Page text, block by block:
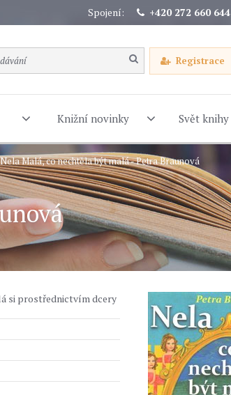
Spojení: +420 272 660 644
Registrace
Knižní novinky Svět knihy
Malá, co nechtěla být malá - Petra Braunová
si prostřednictvím dcery